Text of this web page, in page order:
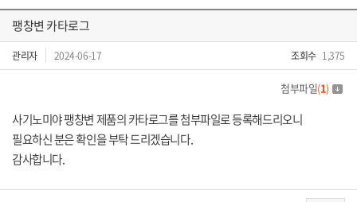
팽창변 카타로그
관리자 2024-06-17 조회수 1,375
첨부파일(1)
사기노미야 팽창변 제품의 카타로그를첨부파일로 등록해드리오니
필요하신 분은 확인을 부탁 드리겠습니다.
감사합니다.